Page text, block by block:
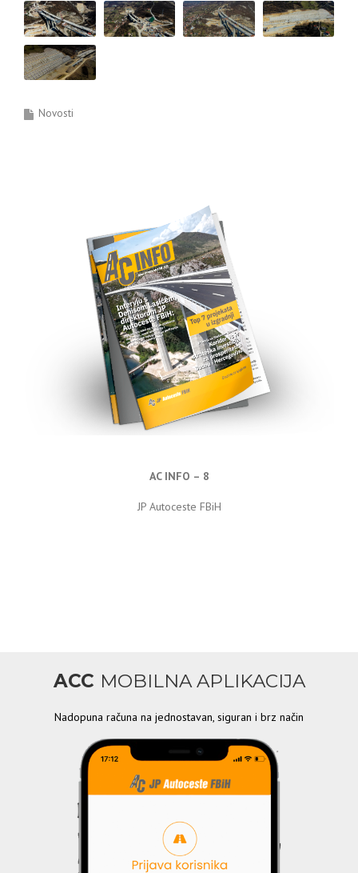
Novosti
AC INFO – 8
JP Autoceste FBiH
ACC MOBILNA APLIKACIJA
Nadopuna računa na jednostavan, siguran i brz način